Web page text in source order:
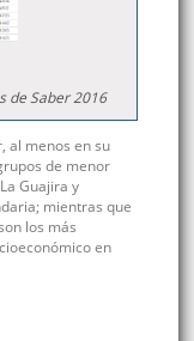
de Saber 2016
al menos en su
de menor
Guajira y
mientras que
los más
en